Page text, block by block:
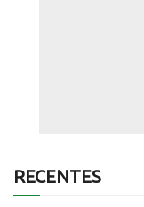
RECENTES